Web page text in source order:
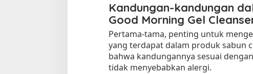
!
Kandungan-kandungan
Good Morning Gel
Pertama-tama, penting untuk
yang terdapat dalam produk sabun
bahwa kandungannya sesuai
tidak menyebabkan alergi.
Tempat Makan All You Can Eat di